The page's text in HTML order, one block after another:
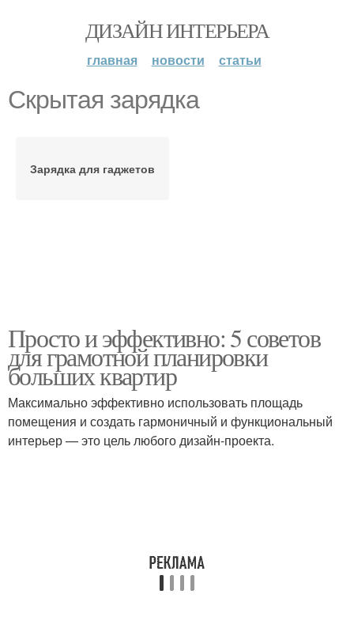
ДИЗАЙН ИНТЕРЬЕРА
главная новости статьи
Скрытая зарядка
Зарядка для гаджетов
Просто и эффективно: 5 советов
для грамотной планировки
больших квартир
Максимально эффективно использовать площадь
помещения и создать гармоничный и функциональный
интерьер — это цель любого дизайн-проекта.